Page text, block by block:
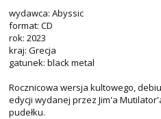
wydawca: Abyssic
format: CD
rok: 2023
kraj: Grecja
gatunek: black metal
Rocznicowa wersja kultowego,
edycji wydanej przez Jim'a
pudełku.